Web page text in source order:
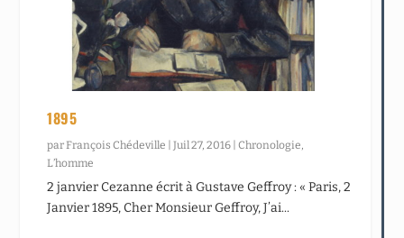
1895
par François Chédeville |Juil 27, 2016 |Chronologie
L’homme
2 janvier Cezanne écrit à Gustave Geffroy : « Paris, 2
Janvier 1895, Cher Monsieur Geffroy, J’ai...